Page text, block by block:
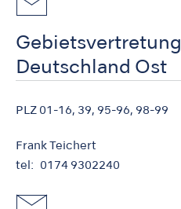
Gebietsvertretung
Deutschland Ost
PLZ 01-16, 39, 95-96, 98-99
Frank Teichert
tel
0174 9302240